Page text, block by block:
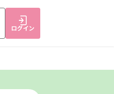
ログイン